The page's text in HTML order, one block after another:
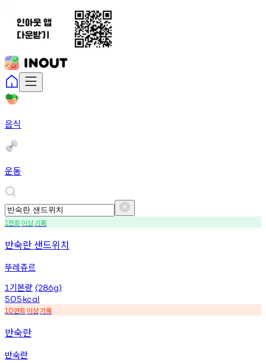
음식
운동
1천회 이상기록
반숙란 샌드위치
뚜레쥬르
1 기본량 (286g)
505kcal
10만회 이상기록
반숙란
반숙란